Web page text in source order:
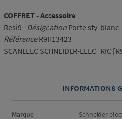
COFFRET - Accessoire
Resi9 - Désignation Porte styl blanc
RéférenceR9H13423
SCANELEC SCHNEIDER-ELECTRIC
INFORMATIONS
Informations générales
Marque Schneider